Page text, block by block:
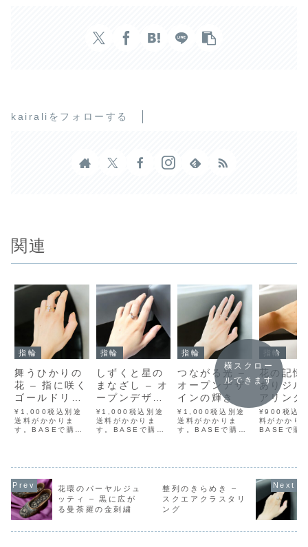
kairaliをフォローする
関連
指輪
舞うひかりの
花 – 指に咲く
ゴールドリン
グ
¥1,000税込別途
送料がかかりま
す。BASEで購入
花。その周囲を囲
むように、きらき
らと舞う粒たち。
指先にふわりと咲
くような、やわら
指輪
しずくと星の
まなざし – オ
ープンデザイ
ンリング
¥1,000税込別途
送料がかかりま
す。BASEで購入
ンデザインの華奢
なリング。片側に
はしずく型のスト
指輪
つながる光 –
オープンデザ
インの輝き
¥1,000税込別途
送料がかかりま
す。BASEで購入
ふわりと開いて、
つながりそうで触
れない距離を描く
指輪
花の記
ありジル
アリング
¥900税込
料がかかり
BASEで購
粒欠けてい
あり品」で
理解のうえ
をお願いい
す。小さな
横スクロー
ルできます
花環のパーヤルジュ
ッティ – 黒に広が
る曼荼羅の金刺繍
整列のきらめき –
スクエアクラスタリ
ング